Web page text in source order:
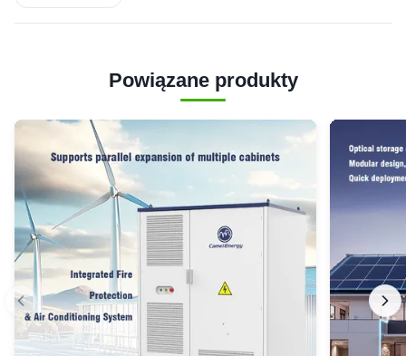
Powiązane produkty